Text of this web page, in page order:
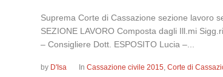
Suprema Corte di Cassazione sezione lavoro
SEZIONE LAVORO Composta dagli Ill.mi
– Consigliere Dott. ESPOSITO Lucia –...
by D'Isa InCassazione civile 2015,Corte di